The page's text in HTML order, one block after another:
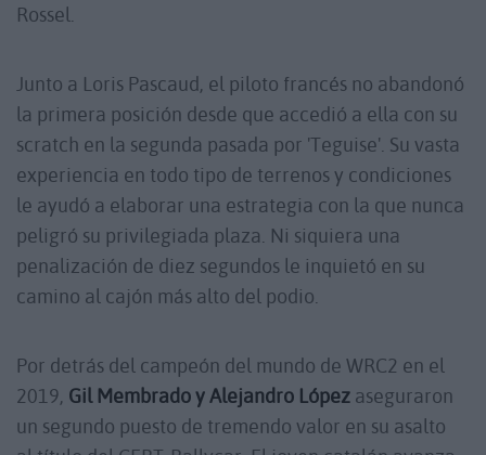
Rossel.
Junto a Loris Pascaud, el piloto francés no abandonó
la primera posición desde que accedió a ella con su
scratch en la segunda pasada por 'Teguise'. Su vasta
experiencia en todo tipo de terrenos y condiciones
le ayudó a elaborar una estrategia con la que nunca
peligró su privilegiada plaza. Ni siquiera una
penalización de diez segundos le inquietó en su
camino al cajón más alto del podio.
Por detrás del campeón del mundo de WRC2 en el
2019, Gil Membrado y Alejandro López aseguraron
un segundo puesto de tremendo valor en su asalto